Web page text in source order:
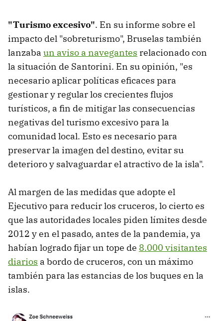
"Turismo excesivo". En su informe sobre el
impacto del "sobreturismo", Bruselas también
lanzaba un aviso a navegantes relacionado con
la situación de Santorini. En su opinión, "es
necesario aplicar políticas eficaces para
gestionar y regular los crecientes flujos
turísticos, a fin de mitigar las consecuencias
negativas del turismo excesivo para la
comunidad local. Esto es necesario para
preservar la imagen del destino, evitar su
deterioro y salvaguardar el atractivo de la isla".
Al margen de las medidas que adopte el
Ejecutivo para reducir los cruceros, lo cierto es
que las autoridades locales piden límites desde
2012 y en el pasado, antes de la pandemia, ya
habían logrado fijar un tope de 8.000 visitantes
diarios a bordo de cruceros, con un máximo
también para las estancias de los buques en la
islas.